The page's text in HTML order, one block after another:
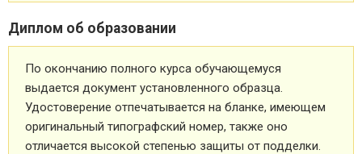
Диплом об образовании
По окончанию полного курса обучающемуся
выдается документ установленного образца.
Удостоверение отпечатывается на бланке, имеющем
оригинальный типографский номер, также оно
отличается высокой степенью защиты от подделки.